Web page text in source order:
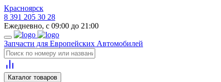
Красноярск
8 391 205 30 28
Ежедневно, с 09:00 до 21:00
Запчасти для Европейских Автомобилей
Каталог товаров